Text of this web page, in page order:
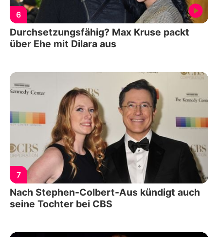
6
Durchsetzungsfähig? Max Kruse packt
über Ehe mit Dilara aus
7
Nach Stephen-Colbert-Aus kündigt auch
seine Tochter bei CBS